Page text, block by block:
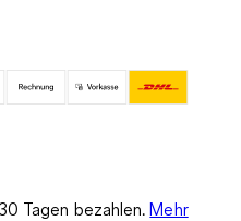
Tagen bezahlen. Mehr